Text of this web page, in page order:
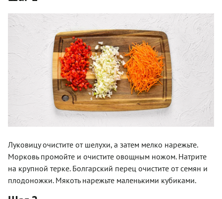
Луковицу очистите от шелухи, а затем мелко нарежьте.
Морковь промойте и очистите овощным ножом. Натрите
на крупной терке. Болгарский перец очистите от семян и
плодоножки. Мякоть нарежьте маленькими кубиками.